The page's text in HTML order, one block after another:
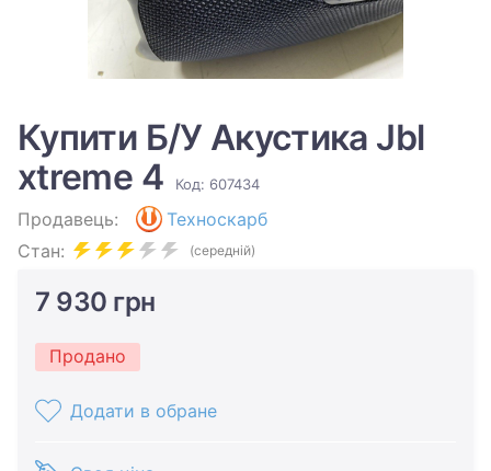
Купити Б/У Акустика Jbl
xtreme 4
Код: 607434
Продавець:
Техноскарб
Стан:
(середній)
7 930 грн
Продано
Додати в обране